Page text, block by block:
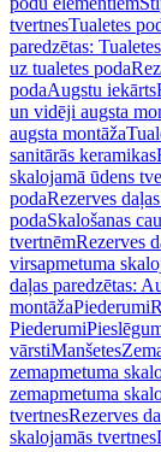
tvertnesTualetes
paredzētas:
uz tualetes poda
podaAugstu iekārts
un vidēji augsta
augsta montāža
sanitārās keramikas
skalojamā ūdens
podaRezerves
podaSkalošanas
tvertnēmRezerves
virsapmetuma
daļas paredzētas:
montāžaPiederumi
Piederumi
vārstiManšetes
zemapmetuma
zemapmetuma
tvertnesRezerves
skalojamās tvertnes